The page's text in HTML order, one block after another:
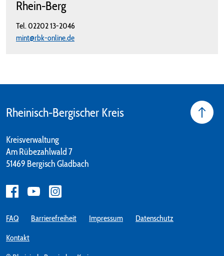
Rhein-Berg
Tel.02202 13-2046
mint@rbk-online.de
Rheinisch-Bergischer Kreis
Kreisverwaltung
Am Rübezahlwald 7
51469 Bergisch Gladbach
FAQ Barrierefreiheit Impressum Datenschutz
Kontakt